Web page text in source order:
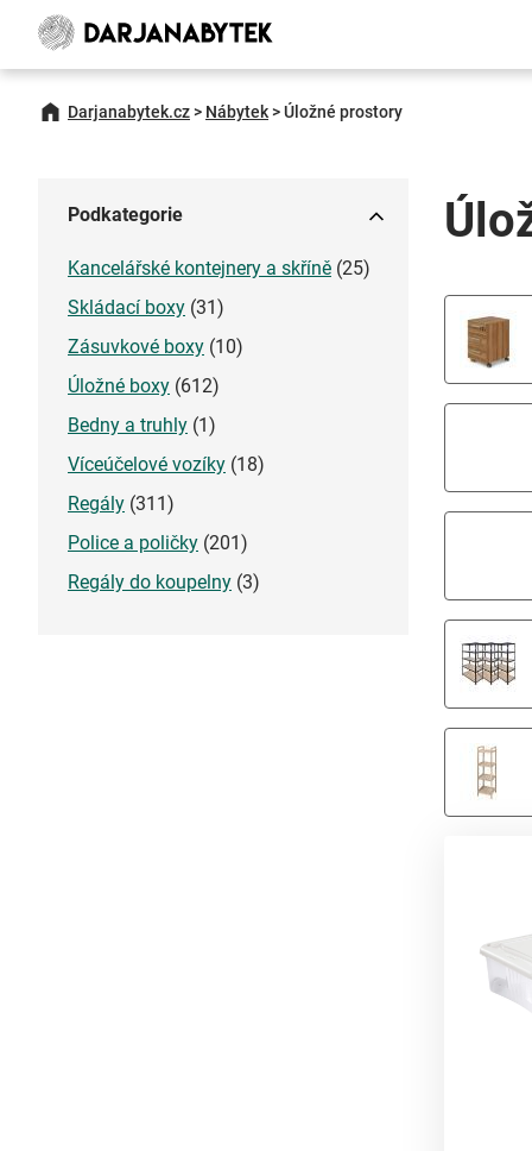
Darjanabytek.cz> Nábytek>Úložné prostory
Podkategorie
Kancelářské kontejnery a skříně (25)
Skládací boxy (31)
Zásuvkové boxy (10)
Úložné boxy (612)
Bedny a truhly (1)
Víceúčelové vozíky (18)
Regály (311)
Police a poličky (201)
Regály do koupelny (3)